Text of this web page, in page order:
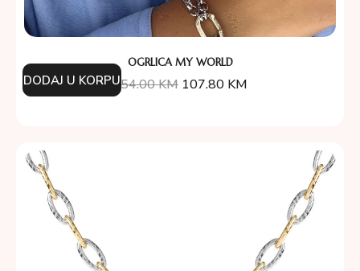
OGRLICA MY WORLD
154.00KM 107.80 KM
DODAJ U KORPU